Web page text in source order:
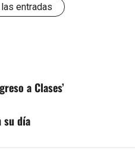
entradas
a Clases’
su día